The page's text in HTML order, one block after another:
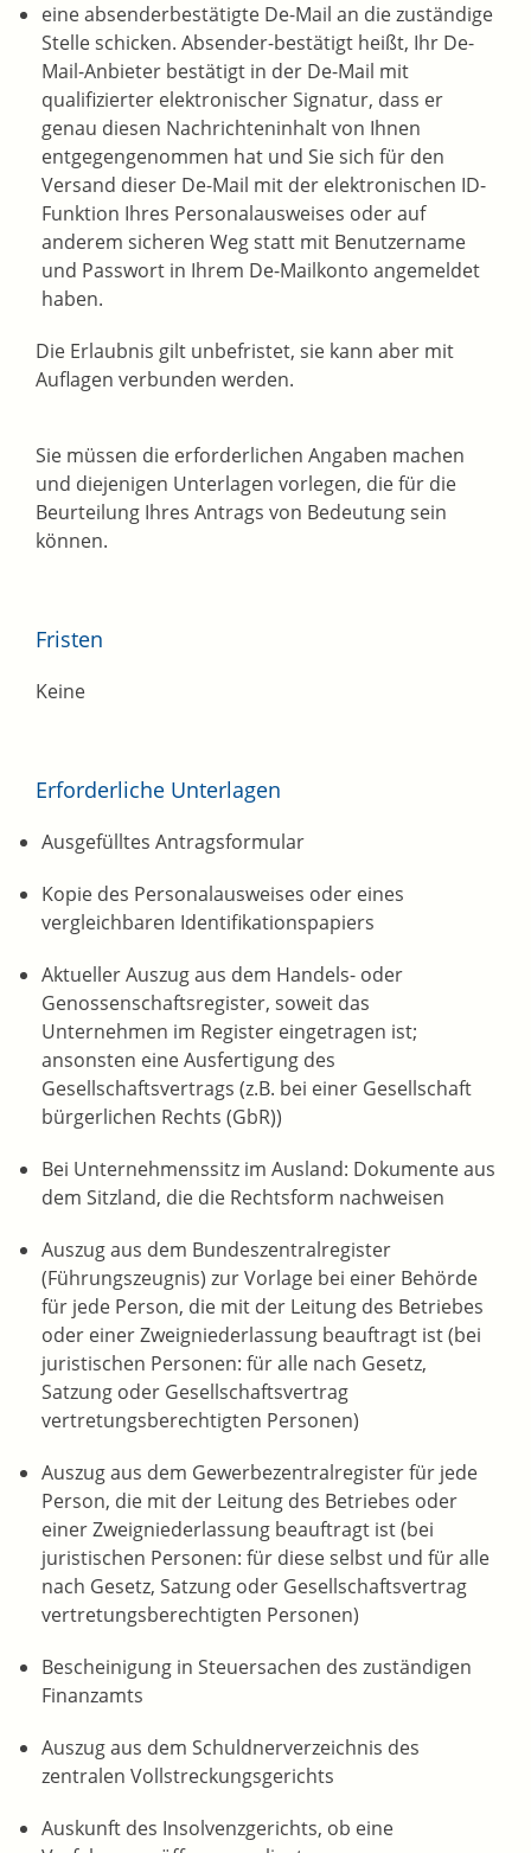
eine absenderbestätigte De-Mail an die zuständige
Stelle schicken. Absender-bestätigt heißt, Ihr De-
Mail-Anbieter bestätigt in der De-Mail mit
qualifizierter elektronischer Signatur, dass er
genau diesen Nachrichteninhalt von Ihnen
entgegengenommen hat und Sie sich für den
Versand dieser De-Mail mit der elektronischen ID-
Funktion Ihres Personalausweises oder auf
anderem sicheren Weg statt mit Benutzername
und Passwort in Ihrem De-Mailkonto angemeldet
haben.
Die Erlaubnis gilt unbefristet, sie kann aber mit
Auflagen verbunden werden.
Sie müssen die erforderlichen Angaben machen
und diejenigen Unterlagen vorlegen, die für die
Beurteilung Ihres Antrags von Bedeutung sein
können.
Fristen
Keine
Erforderliche Unterlagen
Ausgefülltes Antragsformular
Kopie des Personalausweises oder eines
vergleichbaren Identifikationspapiers
Aktueller Auszug aus dem Handels- oder
Genossenschaftsregister, soweit das
Unternehmen im Register eingetragen ist;
ansonsten eine Ausfertigung des
Gesellschaftsvertrags (z.B. bei einer Gesellschaft
bürgerlichen Rechts (GbR))
Bei Unternehmenssitz im Ausland: Dokumente aus
dem Sitzland, die die Rechtsform nachweisen
Auszug aus dem Bundeszentralregister
(Führungszeugnis) zur Vorlage bei einer Behörde
für jede Person, die mit der Leitung des Betriebes
oder einer Zweigniederlassung beauftragt ist (bei
juristischen Personen: für alle nach Gesetz,
Satzung oder Gesellschaftsvertrag
vertretungsberechtigten Personen)
Auszug aus dem Gewerbezentralregister für jede
Person, die mit der Leitung des Betriebes oder
einer Zweigniederlassung beauftragt ist (bei
juristischen Personen: für diese selbst und für alle
nach Gesetz, Satzung oder Gesellschaftsvertrag
vertretungsberechtigten Personen)
Bescheinigung in Steuersachen des zuständigen
Finanzamts
Auszug aus dem Schuldnerverzeichnis des
zentralen Vollstreckungsgerichts
Auskunft des Insolvenzgerichts, ob eine